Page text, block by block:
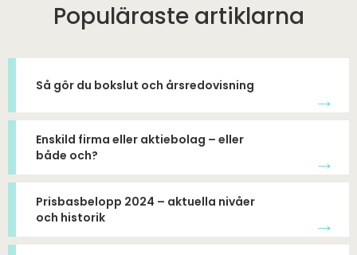
Populäraste artiklarna
Så gör du bokslut och årsredovisning
→
Enskild firma eller aktiebolag – eller
både och?
→
Prisbasbelopp 2024 – aktuella nivåer
och historik
→